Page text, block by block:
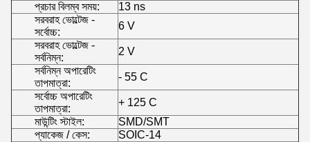
প্রচার বিলম্ব সময়:
13 ns
সরবরাহ ভোল্টেজ -
সর্বোচ্চ:
6 V
সরবরাহ ভোল্টেজ -
সর্বনিম্ন:
2 V
সর্বনিম্ন অপারেটিং
তাপমাত্রা:
- 55 C
সর্বোচ্চ অপারেটিং
তাপমাত্রা:
+ 125 C
মাউন্টিং স্টাইল:
SMD/SMT
প্যাকেজ / কেস:
SOIC-14